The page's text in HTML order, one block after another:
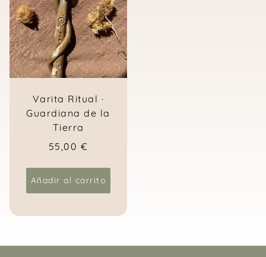
Varita Ritual ·
Guardiana de la
Tierra
55,00 €
Añadir al carrito